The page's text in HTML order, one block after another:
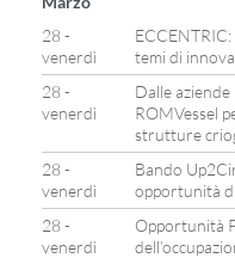
28 -
venerdì
temi di
28 -
venerdì
Dalle
ROMVessel
strutture
28 -
venerdì
Bando
opportunità
28 -
venerdì
Opportunità